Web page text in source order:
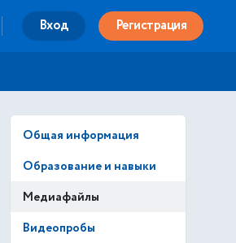
Вход Регистрация
Общая информация
Образование и навыки
Медиафайлы
Видеопробы